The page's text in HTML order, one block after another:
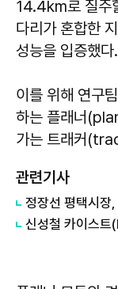
14.4km로 질주
다리가 혼합한
성능을 입증했다.
이를 위해 연구
하는 플래너
가는 트래커
관련기사